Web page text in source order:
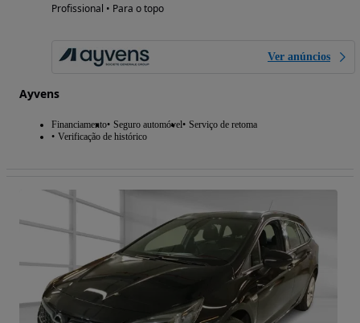
Profissional • Para o topo
Ver anúncios
Ayvens
Financiamento Seguro automóvel
Serviço de retoma
Verificação de histórico